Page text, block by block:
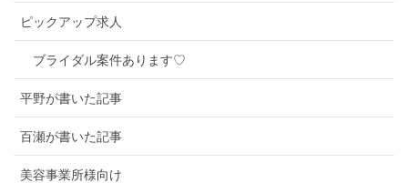
ピックアップ求人
ブライダル案件あります♡
平野が書いた記事
百瀬が書いた記事
美容事業所様向け